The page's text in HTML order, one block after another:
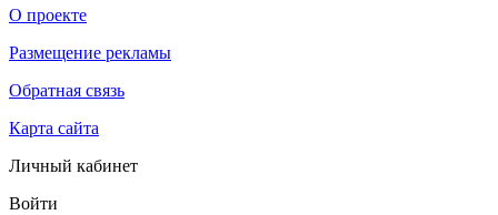
О проекте
Размещение рекламы
Обратная связь
Карта сайта
Личный кабинет
Войти